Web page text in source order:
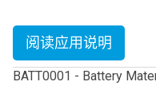
阅读应用说明
BATT0001 - Battery